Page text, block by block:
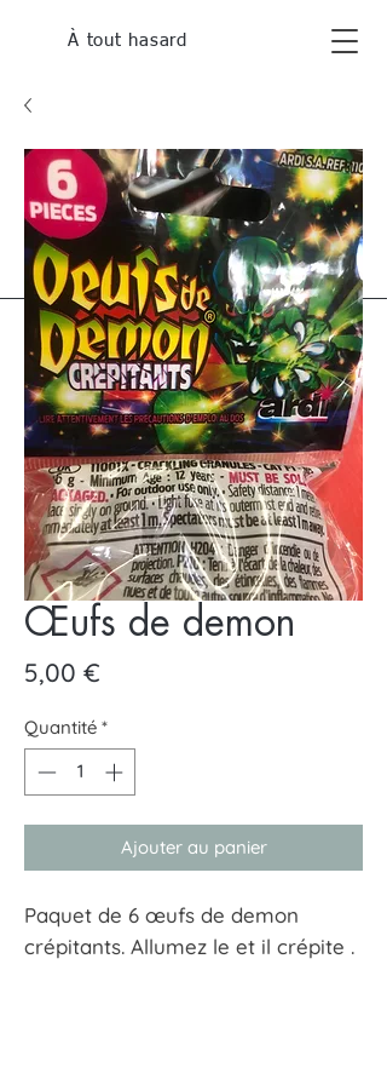
À tout hasard
Œufs de demon
5,00 €
Quantité *
Ajouter au panier
Paquet de 6 œufs de demon
crépitants. Allumez le et il crépite .